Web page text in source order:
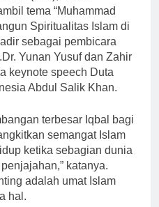
tema “Muhammad
Spiritualitas Islam di
sebagai pembicara
Yunan Yusuf dan Zahir
keynote speech Duta
Abdul Salik Khan.
terbesar Iqbal bagi
semangat Islam
ketika sebagian dunia
katanya.
adalah umat Islam
hal.